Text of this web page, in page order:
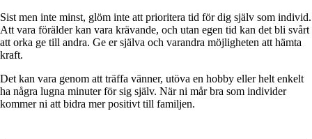
Sist men inte minst, glöm inte att prioritera tid för dig själv som individ.
Att vara förälder kan vara krävande, och utan egen tid kan det bli svårt
att orka ge till andra. Ge er själva och varandra möjligheten att hämta
kraft.
Det kan vara genom att träffa vänner, utöva en hobby eller helt enkelt
ha några lugna minuter för sig själv. När ni mår bra som individer
kommer ni att bidra mer positivt till familjen.